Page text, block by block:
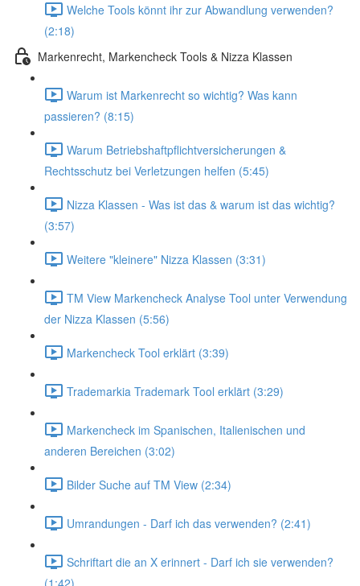
Welche Tools könnt ihr zur Abwandlung verwenden?
(2:18)
Markenrecht, Markencheck Tools & Nizza Klassen
Warum ist Markenrecht so wichtig? Was kann
passieren? (8:15)
Warum Betriebshaftpflichtversicherungen &
Rechtsschutz bei Verletzungen helfen (5:45)
Nizza Klassen - Was ist das & warum ist das wichtig?
(3:57)
Weitere "kleinere" Nizza Klassen (3:31)
TM View Markencheck Analyse Tool unter Verwendung
der Nizza Klassen (5:56)
Markencheck Tool erklärt (3:39)
Trademarkia Trademark Tool erklärt (3:29)
Markencheck im Spanischen, Italienischen und
anderen Bereichen (3:02)
Bilder Suche auf TM View (2:34)
Umrandungen - Darf ich das verwenden? (2:41)
Schriftart die an X erinnert - Darf ich sie verwenden?
(1:42)